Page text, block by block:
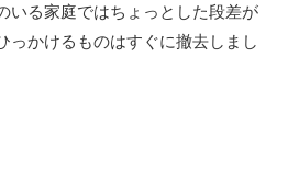
いる家庭ではちょっとした段差が
っかけるものはすぐに撤去しまし